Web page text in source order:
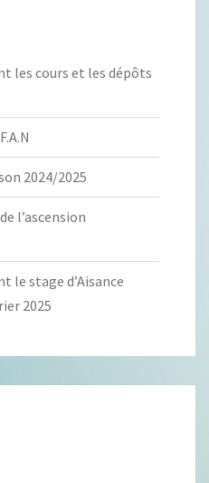
les cours et les dépôts
2024/2025
l’ascension
le stage d’Aisance
2025